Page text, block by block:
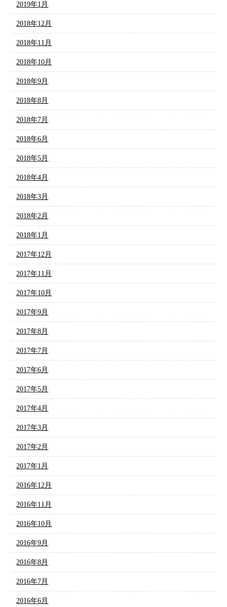
2019年1月
2018年12月
2018年11月
2018年10月
2018年9月
2018年8月
2018年7月
2018年6月
2018年5月
2018年4月
2018年3月
2018年2月
2018年1月
2017年12月
2017年11月
2017年10月
2017年9月
2017年8月
2017年7月
2017年6月
2017年5月
2017年4月
2017年3月
2017年2月
2017年1月
2016年12月
2016年11月
2016年10月
2016年9月
2016年8月
2016年7月
2016年6月